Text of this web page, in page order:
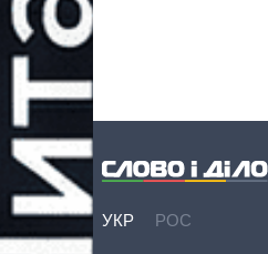
УКР РОС